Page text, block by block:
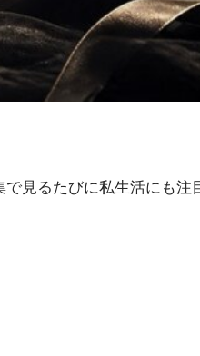
見るたびに私生活にも注